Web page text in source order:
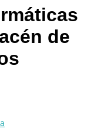
de